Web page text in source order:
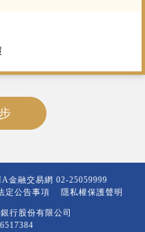
金融交易網 02-25059999
定公告事項 隱私權保護聲明
行股份有限公司